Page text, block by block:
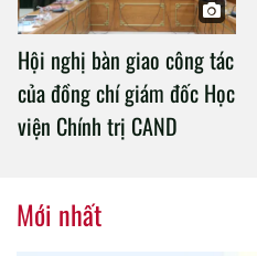
Hội nghị bàn giao công tác
của đồng chí giám đốc Học
viện Chính trị CAND
Mới nhất